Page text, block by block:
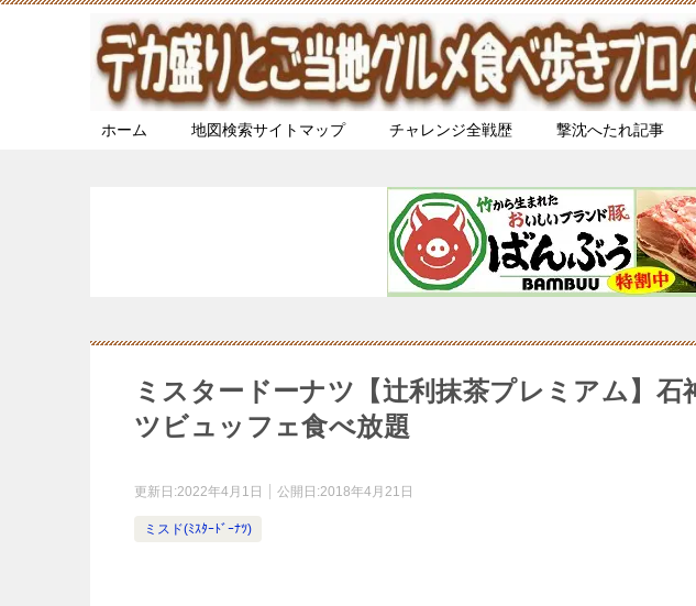
ホーム 地図検索サイトマップ チャレンジ全戦歴 撃沈へたれ記事
ミスタードーナツ【辻利抹茶プレミアム】石
ツビュッフェ食べ放題
更新日:2022年4月1日 公開日:2018年4月21日
ミスド(ﾐｽﾀｰﾄﾞｰﾅﾂ)